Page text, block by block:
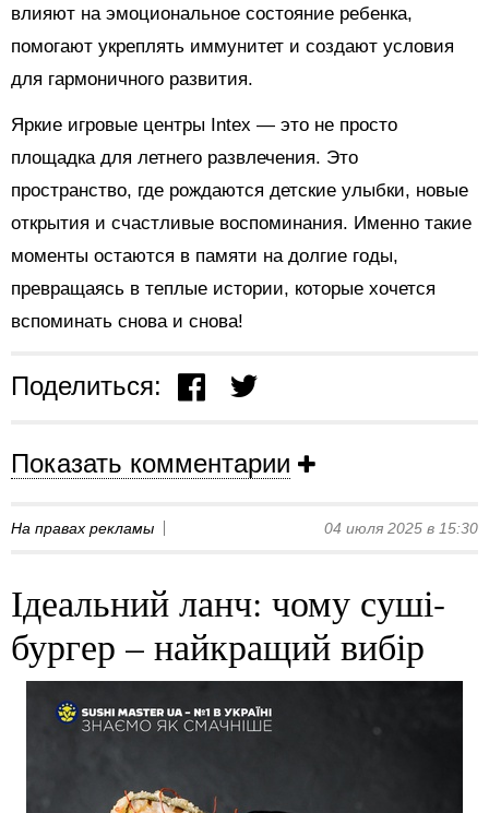
влияют на эмоциональное состояние ребенка,
помогают укреплять иммунитет и создают условия
для гармоничного развития.
Яркие игровые центры Intex — это не просто
площадка для летнего развлечения. Это
пространство, где рождаются детские улыбки, новые
открытия и счастливые воспоминания. Именно такие
моменты остаются в памяти на долгие годы,
превращаясь в теплые истории, которые хочется
вспоминать снова и снова!
Поделиться:
Показать комментарии
На правах рекламы 04 июля 2025 в 15:30
Ідеальний ланч: чому суші-
бургер – найкращий вибір